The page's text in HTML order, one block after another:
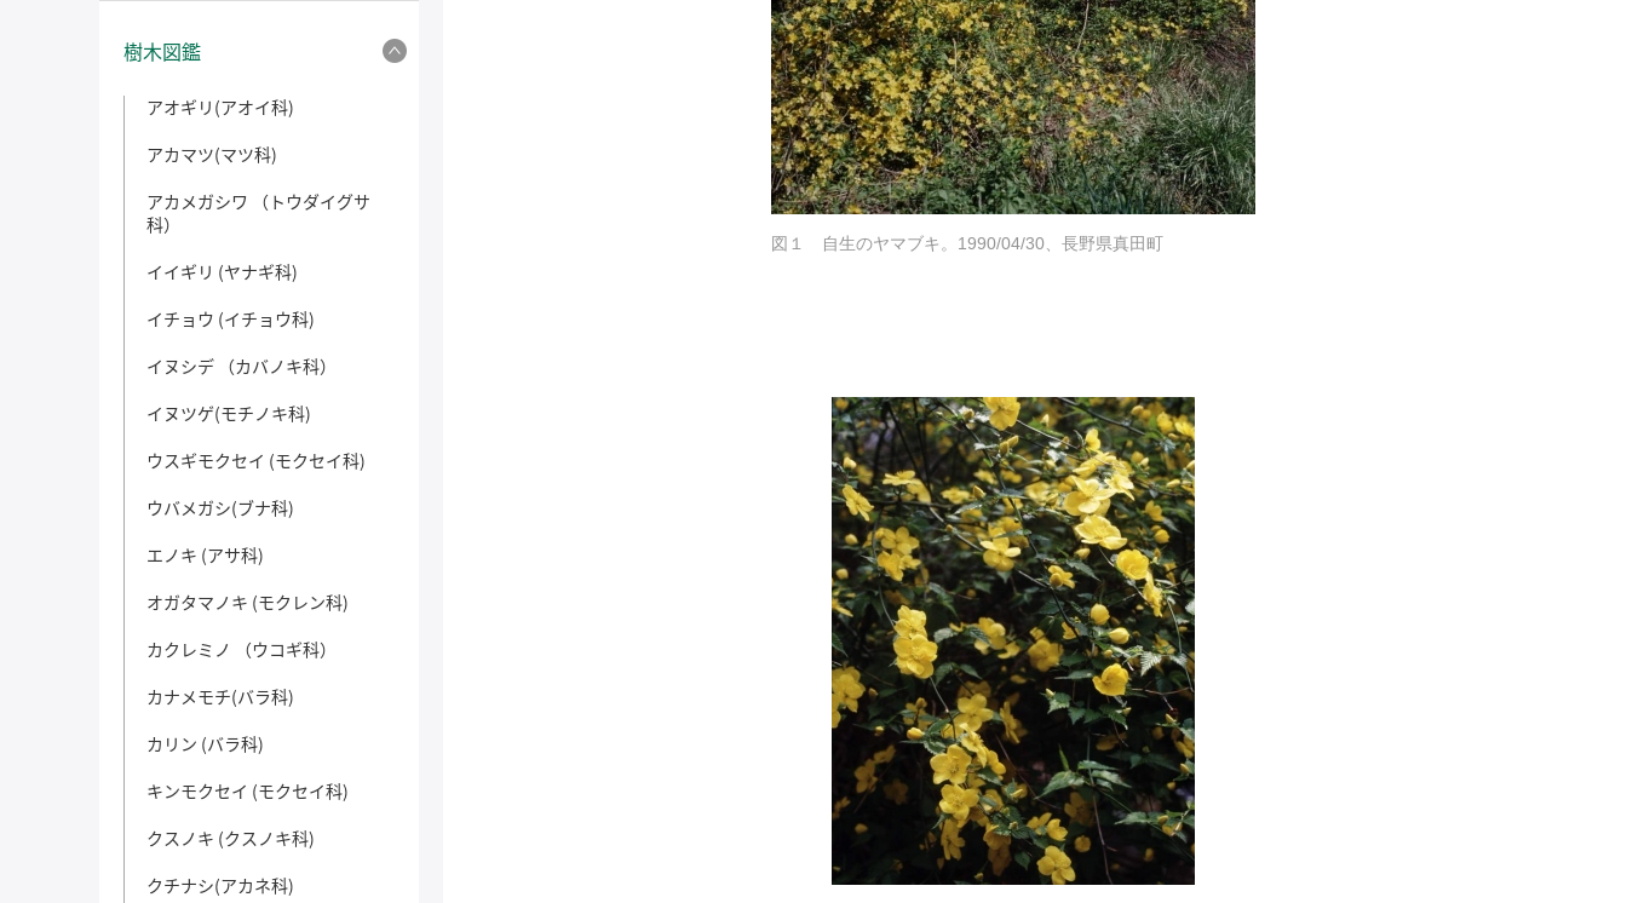
図１ 自生のヤマブキ。1990/04/30、長野県真田町
樹木図鑑
アオギリ(アオイ科)
アカマツ(マツ科)
アカメガシワ （トウダイグサ
科）
イイギリ (ヤナギ科)
イチョウ (イチョウ科)
イヌシデ （カバノキ科）
イヌツゲ(モチノキ科)
ウスギモクセイ (モクセイ科)
ウバメガシ(ブナ科)
エノキ (アサ科)
オガタマノキ (モクレン科)
カクレミノ （ウコギ科）
カナメモチ(バラ科)
カリン (バラ科)
キンモクセイ (モクセイ科)
クスノキ (クスノキ科)
クチナシ(アカネ科)